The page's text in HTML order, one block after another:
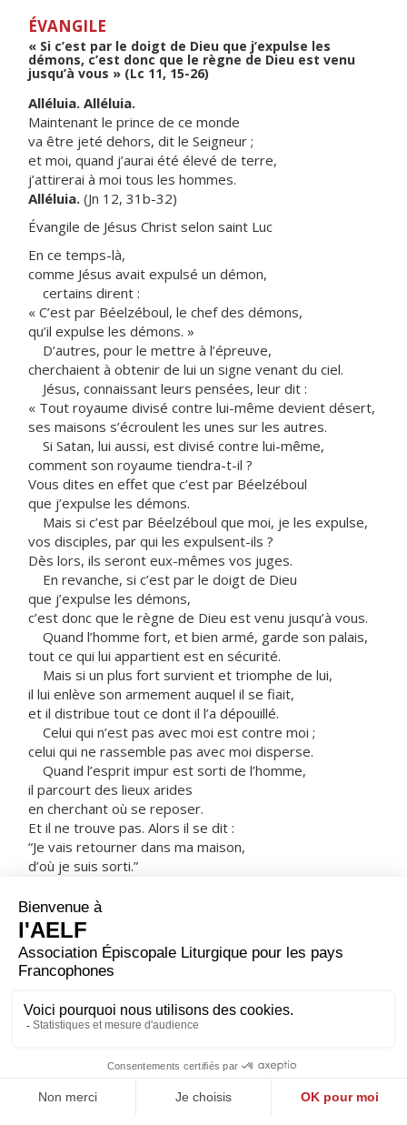
ÉVANGILE
« Si c’est par le doigt de Dieu que j’expulse les
démons, c’est donc que le règne de Dieu est venu
jusqu’à vous » (Lc 11, 15-26)
Alléluia. Alléluia.
Maintenant le prince de ce monde
va être jeté dehors, dit le Seigneur ;
et moi, quand j’aurai été élevé de terre,
j’attirerai à moi tous les hommes.
Alléluia. (Jn 12, 31b-32)
Évangile de Jésus Christ selon saint Luc
En ce temps-là,
comme Jésus avait expulsé un démon,
certains dirent :
« C’est par Béelzéboul, le chef des démons,
qu’il expulse les démons. »
D’autres, pour le mettre à l’épreuve,
cherchaient à obtenir de lui un signe venant du ciel.
Jésus, connaissant leurs pensées, leur dit :
« Tout royaume divisé contre lui-même devient désert,
ses maisons s’écroulent les unes sur les autres.
Si Satan, lui aussi, est divisé contre lui-même,
comment son royaume tiendra-t-il ?
Vous dites en effet que c’est par Béelzéboul
que j’expulse les démons.
Mais si c’est par Béelzéboul que moi, je les expulse,
vos disciples, par qui les expulsent-ils ?
Dès lors, ils seront eux-mêmes vos juges.
En revanche, si c’est par le doigt de Dieu
que j’expulse les démons,
c’est donc que le règne de Dieu est venu jusqu’à vous.
Quand l’homme fort, et bien armé, garde son palais,
tout ce qui lui appartient est en sécurité.
Mais si un plus fort survient et triomphe de lui,
il lui enlève son armement auquel il se fiait,
et il distribue tout ce dont il l’a dépouillé.
Celui qui n’est pas avec moi est contre moi ;
celui qui ne rassemble pas avec moi disperse.
Quand l’esprit impur est sorti de l’homme,
il parcourt des lieux arides
en cherchant où se reposer.
Et il ne trouve pas. Alors il se dit :
“Je vais retourner dans ma maison,
d’où je suis sorti.”
Alors il s’en va,
et il prend d’autres esprits encore plus mauvais que lui,
au nombre de sept ;
ils entrent et s’y installent.
Ainsi, l’état de cet homme-là
est pire à la fin qu’au début. »
– Acclamons la Parole de Dieu.